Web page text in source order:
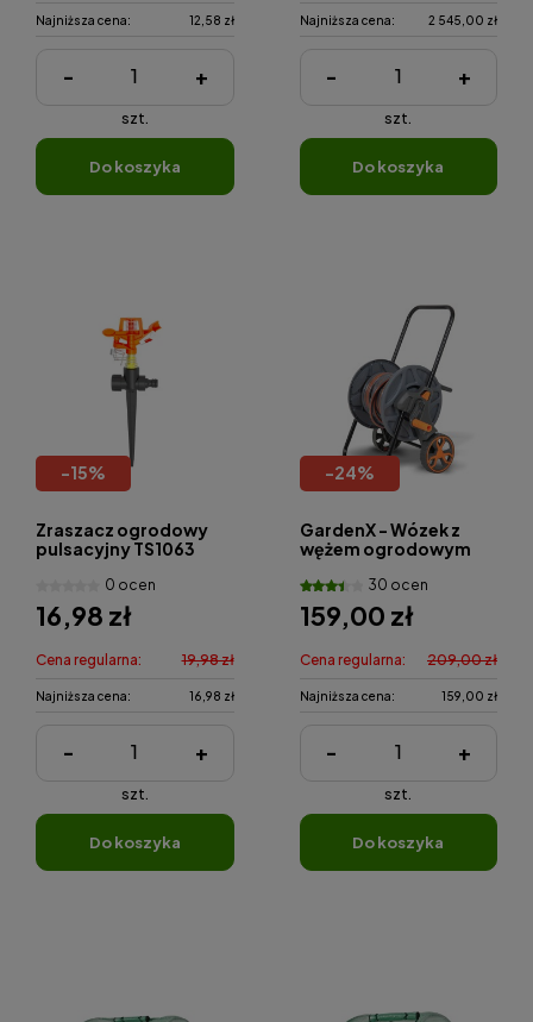
Najniższa cena: 12,58 zł
- +
szt.
do koszyka
Najniższa cena: 2 545,00 zł
- +
szt.
do koszyka
-15%
Zraszacz ogrodowy
pulsacyjny TS1063
0 ocen
16,98 zł
Cena regularna: 19,98 zł
Najniższa cena: 16,98 zł
- +
szt.
do koszyka
-24%
GardenX - Wózek z
wężem ogrodowym
20m
30 ocen
159,00 zł
Cena regularna: 209,00 zł
Najniższa cena: 159,00 zł
- +
szt.
do koszyka